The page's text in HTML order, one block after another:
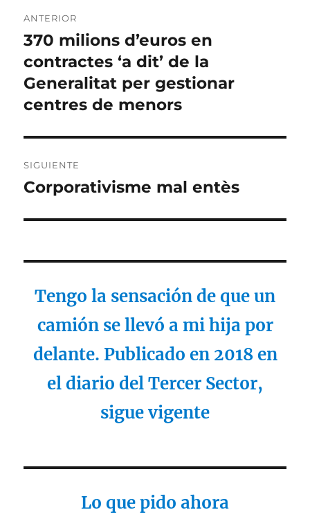
de
entradas
ANTERIOR
Entrada
anterior:
370 milions d’euros en
contractes ‘a dit’ de la
Generalitat per gestionar
centres de menors
SIGUIENTE
Entrada
Corporativisme mal entès
Tengo la sensación de que un
camión se llevó a mi hija por
delante. Publicado en 2018 en
el diario del Tercer Sector,
sigue vigente
Lo que pido ahora